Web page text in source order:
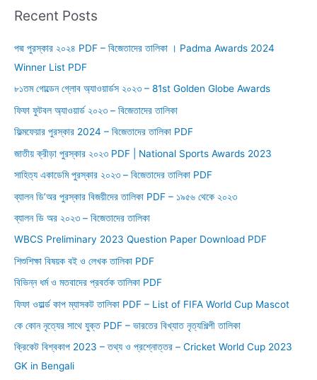
r
h
f
o
r
:
Recent Posts
পদ্ম পুরস্কার ২০২৪ PDF – বিজেতাদের তালিকা । Padma Awards 2024
Winner List PDF
৮১তম গোল্ডেন গ্লোব অ্যাওয়ার্ডস ২০২৩ – 81st Golden Globe Awards
ফিফা ফুটবল অ্যাওয়ার্ড ২০২৩ – বিজেতাদের তালিকা
ফিল্মফেয়ার পুরস্কার 2024 – বিজেতাদের তালিকা PDF
জাতীয় ক্রীড়া পুরস্কার ২০২৩ PDF | National Sports Awards 2023
সাহিত্য একাডেমি পুরস্কার ২০২৩ – বিজেতাদের তালিকা PDF
ব্যালন ডি’অর পুরস্কার বিজয়ীদের তালিকা PDF – ১৯৫৬ থেকে ২০২৩
ব্যালন ডি অর ২০২৩ – বিজেতাদের তালিকা
WBCS Preliminary 2023 Question Paper Download PDF
শিশুশিক্ষা বিষয়ক বই ও লেখক তালিকা PDF
বিভিন্ন ধর্ম ও মতবাদের প্রবর্তক তালিকা PDF
ফিফা ওয়ার্ল্ড কাপ ম্যাসকট তালিকা PDF – List of FIFA World Cup Mascot
কে কোন নৃত্যের সাথে যুক্ত PDF – ভারতের বিখ্যাত নৃত্যশিল্পী তালিকা
ক্রিকেট বিশ্বকাপ 2023 – তথ্য ও প্রশ্নোত্তর – Cricket World Cup 2023
GK in Bengali